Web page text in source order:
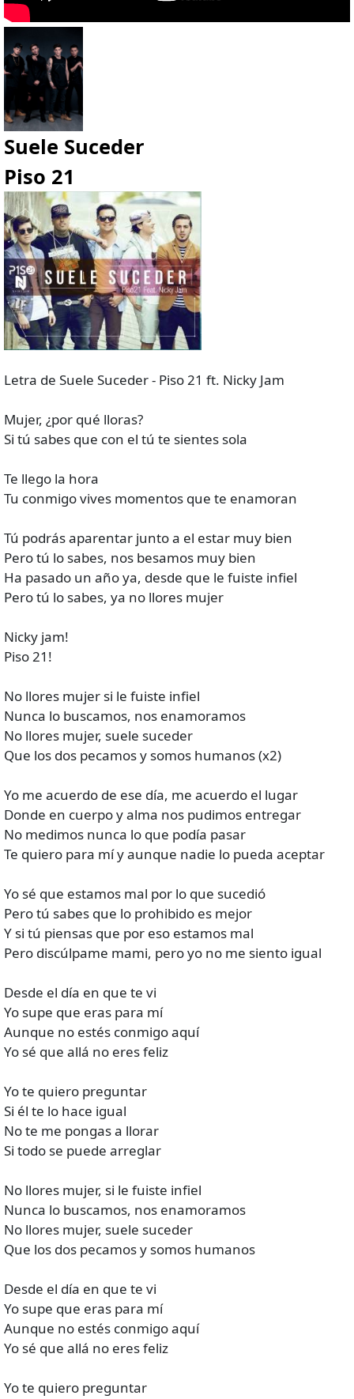
Suele Suceder
Piso 21
Letra de Suele Suceder - Piso 21 ft. Nicky Jam
Mujer, ¿por qué lloras?
Si tú sabes que con el tú te sientes sola
Te llego la hora
Tu conmigo vives momentos que te enamoran
Tú podrás aparentar junto a el estar muy bien
Pero tú lo sabes, nos besamos muy bien
Ha pasado un año ya, desde que le fuiste infiel
Pero tú lo sabes, ya no llores mujer
Nicky jam!
Piso 21!
No llores mujer si le fuiste infiel
Nunca lo buscamos, nos enamoramos
No llores mujer, suele suceder
Que los dos pecamos y somos humanos (x2)
Yo me acuerdo de ese día, me acuerdo el lugar
Donde en cuerpo y alma nos pudimos entregar
No medimos nunca lo que podía pasar
Te quiero para mí y aunque nadie lo pueda aceptar
Yo sé que estamos mal por lo que sucedió
Pero tú sabes que lo prohibido es mejor
Y si tú piensas que por eso estamos mal
Pero discúlpame mami, pero yo no me siento igual
Desde el día en que te vi
Yo supe que eras para mí
Aunque no estés conmigo aquí
Yo sé que allá no eres feliz
Yo te quiero preguntar
Si él te lo hace igual
No te me pongas a llorar
Si todo se puede arreglar
No llores mujer, si le fuiste infiel
Nunca lo buscamos, nos enamoramos
No llores mujer, suele suceder
Que los dos pecamos y somos humanos
Desde el día en que te vi
Yo supe que eras para mí
Aunque no estés conmigo aquí
Yo sé que allá no eres feliz
Yo te quiero preguntar